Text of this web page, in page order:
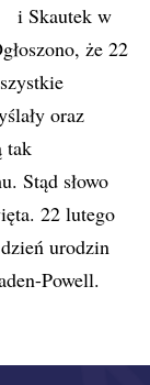
i Skautek w
że 22
oraz
tak
Stąd słowo
22 lutego
urodzin
Powell.